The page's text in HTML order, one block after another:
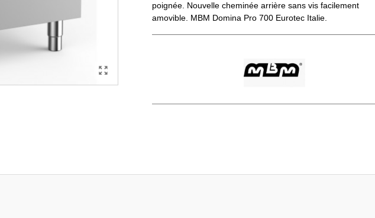
poignée. Nouvelle cheminée arrière sans vis facilement
amovible. MBM Domina Pro 700 Eurotec Italie.